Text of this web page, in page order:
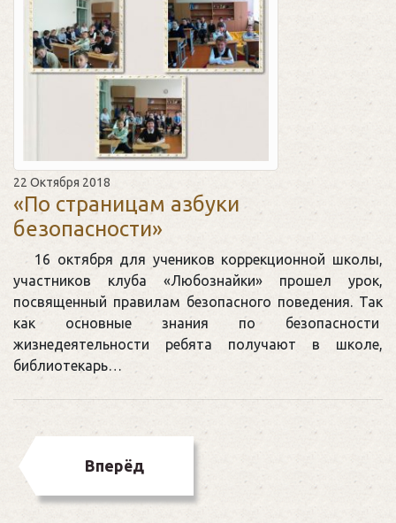
22 Октября 2018
«По страницам азбуки
безопасности»
16 октября для учеников коррекционной школы,
участников клуба «Любознайки» прошел урок,
посвященный правилам безопасного поведения. Так
как основные знания по безопасности
жизнедеятельности ребята получают в школе,
библиотекарь…
Вперёд